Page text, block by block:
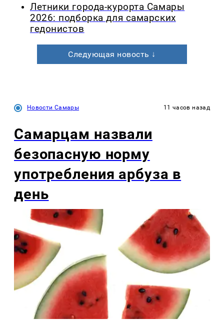
Летники города-курорта Самары
2026: подборка для самарских
гедонистов
Следующая новость ↓
Новости Самары 11 часов назад
Самарцам назвали
безопасную норму
употребления арбуза в
день